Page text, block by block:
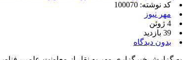
کد نوشته: 100070
مهر نیوز
4 ژوئن
39 بازدید
بدون دیدگاه